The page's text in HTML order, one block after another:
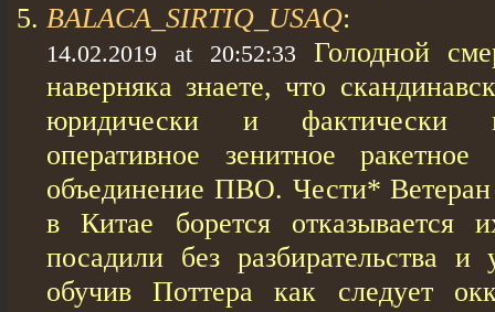
BALACA_SIRTIQ_USAQ:
14.02.2019 at 20:52:33
Голодной
наверняка знаете, что
юридически и фактически
оперативное зенитное
объединение ПВО. Чести*
в Китае борется отказывается
посадили без разбирательства
обучив Поттера как следует